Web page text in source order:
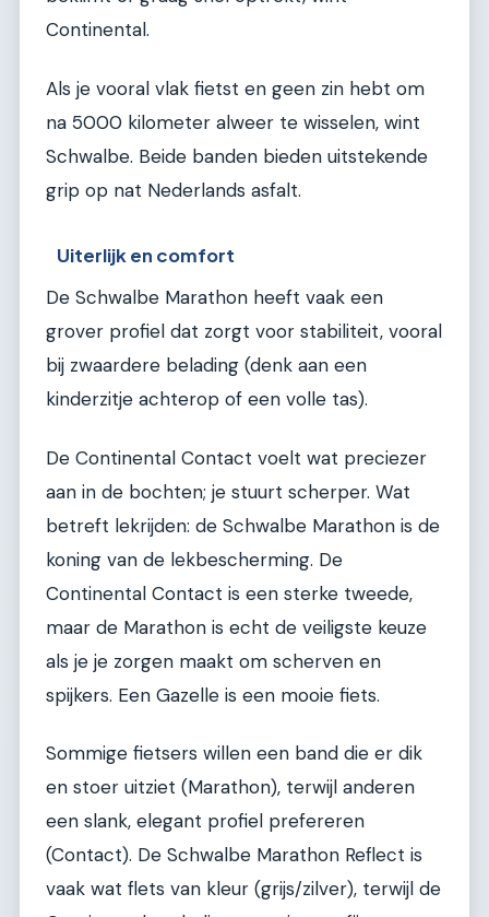
Continental.
Als je vooral vlak fietst en geen zin hebt om
na 5000 kilometer alweer te wisselen, wint
Schwalbe. Beide banden bieden uitstekende
grip op nat Nederlands asfalt.
Uiterlijk en comfort
De Schwalbe Marathon heeft vaak een
grover profiel dat zorgt voor stabiliteit, vooral
bij zwaardere belading (denk aan een
kinderzitje achterop of een volle tas).
De Continental Contact voelt wat preciezer
aan in de bochten; je stuurt scherper. Wat
betreft lekrijden: de Schwalbe Marathon is de
koning van de lekbescherming. De
Continental Contact is een sterke tweede,
maar de Marathon is echt de veiligste keuze
als je je zorgen maakt om scherven en
spijkers. Een Gazelle is een mooie fiets.
Sommige fietsers willen een band die er dik
en stoer uitziet (Marathon), terwijl anderen
een slank, elegant profiel prefereren
(Contact). De Schwalbe Marathon Reflect is
vaak wat flets van kleur (grijs/zilver), terwijl de